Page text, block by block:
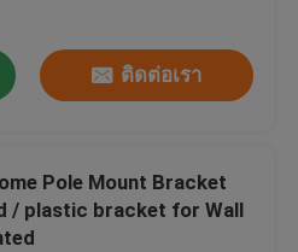
ติดต่อเรา
Pole Mount Bracket
/ plastic bracket for Wall